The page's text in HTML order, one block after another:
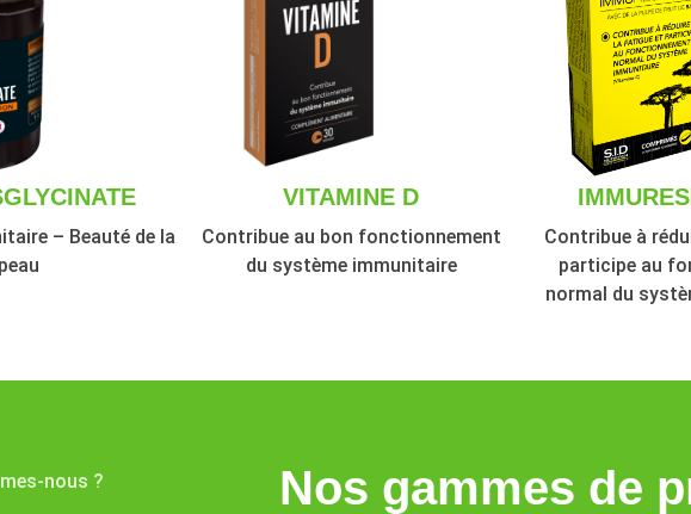
– Beauté de la
peau
VITAMINE D
Contribue au bon fonctionnement
du système immunitaire
Contribue à
participe au
normal du
nous ? Nos gammes de